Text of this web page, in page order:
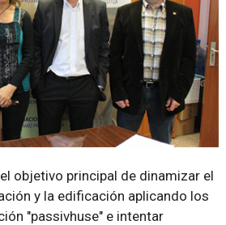
objetivo principal de dinamizar el
y la edificación aplicando los
"passivhuse" e intentar